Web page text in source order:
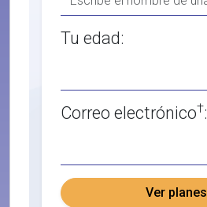
Tu edad:
Correo electrónico†:
Ver planes